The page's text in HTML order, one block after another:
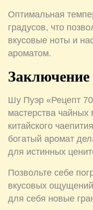
Оптимальная
градусов, что
вкусовые ноты и
ароматом.
Заключение
Шу Пуэр «Рецепт
мастерства чайных
китайского
богатый аромат
для истинных
Позвольте себе
вкусовых
для себя новые